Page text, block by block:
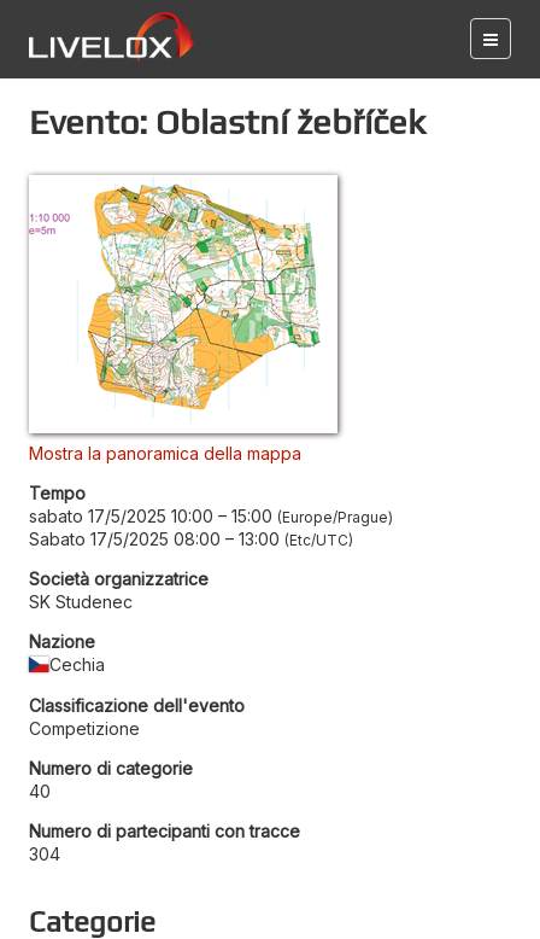
Evento: Oblastní žebříček
Mostra la panoramica della mappa
Tempo
sabato 17/5/2025 10:00 – 15:00 Europe/Prague
Sabato 17/5/2025 08:00 – 13:00 Etc/UTC
Società organizzatrice
SK Studenec
Nazione
Cechia
Classificazione dell'evento
Competizione
Numero di categorie
40
Numero di partecipanti con tracce
304
Categorie